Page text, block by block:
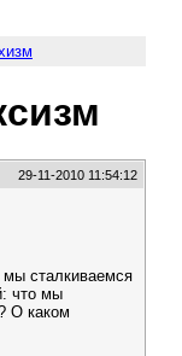
29-11-2010 11:54:12
сталкиваемся
что мы
О каком